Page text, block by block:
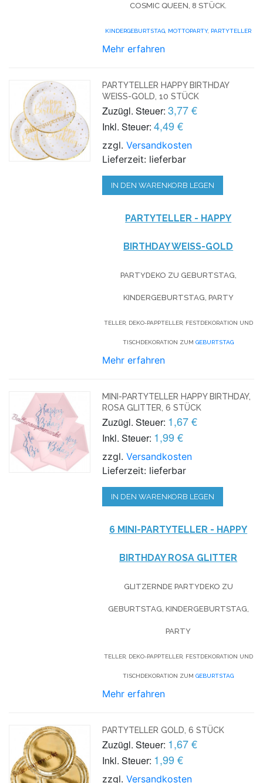
COSMIC QUEEN, 8 STÜCK.
KINDERGEBURTSTAG MOTTOPARTY, PARTYTELLER
Mehr erfahren
PARTYTELLER HAPPY BIRTHDAY
WEISS-GOLD, 10 STÜCK
Zuzügl. Steuer: 3,77 €
Inkl. Steuer: 4,49 €
zzgl.Versandkosten
Lieferzeit: lieferbar
IN DEN WARENKORB LEGEN
PARTYTELLER - HAPPY
BIRTHDAY WEISS-GOLD
PARTYDEKO ZU GEBURTSTAG,
KINDERGEBURTSTAG, PARTY
TELLER, DEKO-PAPPTELLER, FESTDEKORATION UND
TISCHDEKORATION ZUMGEBURTSTAG
Mehr erfahren
MINI-PARTYTELLER HAPPY BIRTHDAY,
ROSA GLITTER, 6 STÜCK
Zuzügl. Steuer: 1,67 €
Inkl. Steuer: 1,99 €
zzgl.Versandkosten
Lieferzeit: lieferbar
IN DEN WARENKORB LEGEN
6 MINI-PARTYTELLER - HAPPY
BIRTHDAY ROSA GLITTER
GLITZERNDE PARTYDEKO ZU
GEBURTSTAG, KINDERGEBURTSTAG,
PARTY
TELLER, DEKO-PAPPTELLER, FESTDEKORATION UND
TISCHDEKORATION ZUMGEBURTSTAG
Mehr erfahren
PARTYTELLER GOLD, 6 STÜCK
Zuzügl. Steuer: 1,67 €
Inkl. Steuer: 1,99 €
zzgl.Versandkosten